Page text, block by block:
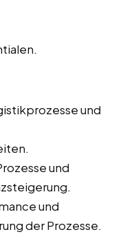
und
und
und
der Prozesse.